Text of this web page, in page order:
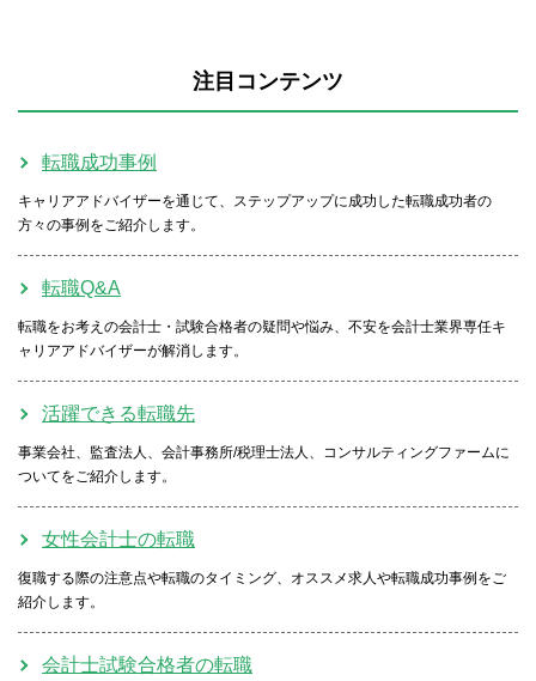
注目コンテンツ
転職成功事例
キャリアアドバイザーを通じて、ステップアップに成功した転職成功者の
方々の事例をご紹介します。
転職Q&A
転職をお考えの会計士・試験合格者の疑問や悩み、不安を会計士業界専任キ
ャリアアドバイザーが解消します。
活躍できる転職先
事業会社、監査法人、会計事務所/税理士法人、コンサルティングファームに
ついてをご紹介します。
女性会計士の転職
復職する際の注意点や転職のタイミング、オススメ求人や転職成功事例をご
紹介します。
会計士試験合格者の転職